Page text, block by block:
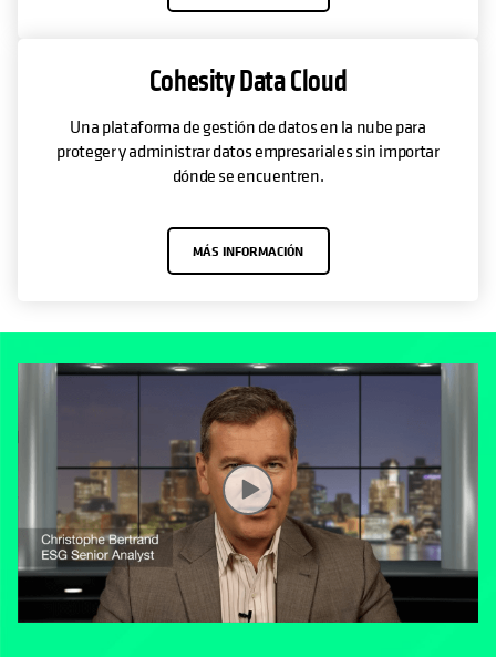
Cohesity Data Cloud
Una plataforma de gestión de datos en la nube para
proteger y administrar datos empresariales sin importar
dónde se encuentren.
MÁS INFORMACIÓN